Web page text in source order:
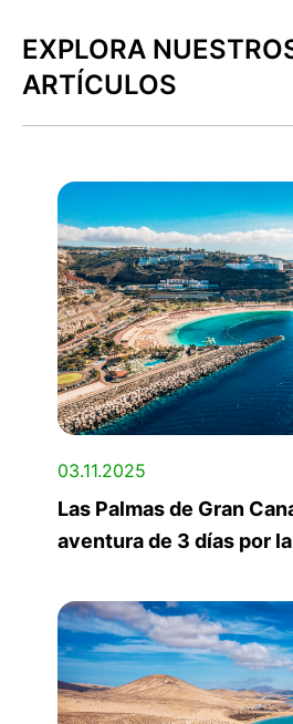
EXPLORA
ARTÍCULOS
03.11.2025
Las Palmas de Gran
aventura de 3 días por